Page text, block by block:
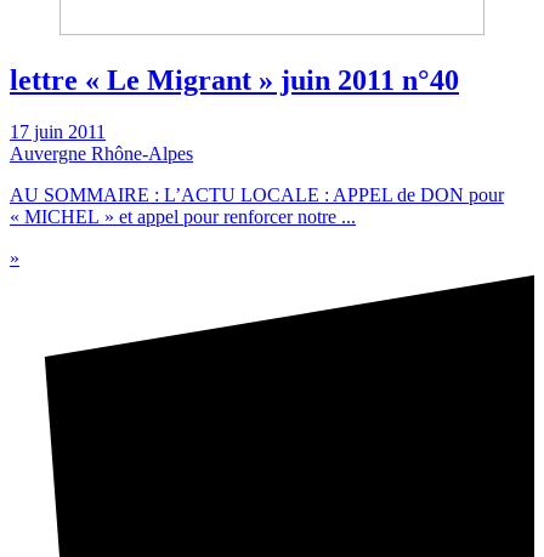
lettre « Le Migrant » juin 2011 n°40
17 juin 2011
Auvergne Rhône-Alpes
AU SOMMAIRE : L’ACTU LOCALE : APPEL de DON pour
« MICHEL » et appel pour renforcer notre ...
»